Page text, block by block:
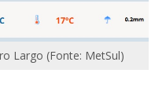
Largo (Fonte: MetSul)